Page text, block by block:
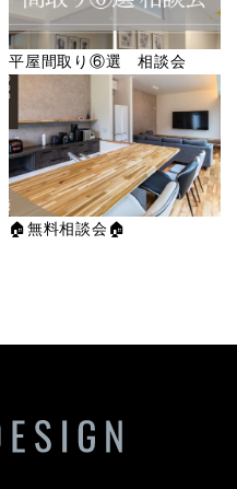
平屋間取り⑥選 相談会
🏠無料相談会🏠